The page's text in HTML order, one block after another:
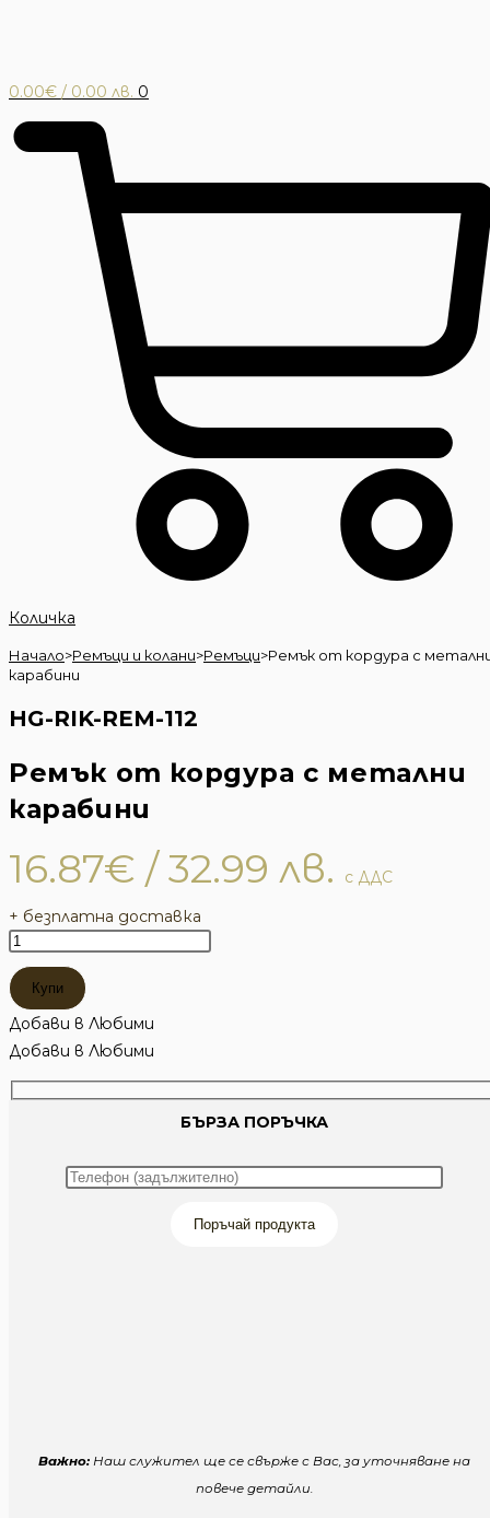
0.00€ / 0.00 лв. 0
Количка
Начало>Ремъци и колани>Ремъци>Ремък от кордура с
карабини
HG-RIK-REM-112
Ремък от кордура с метални
карабини
16.87€ / 32.99 лв.
с ДДС
+ безплатна доставка
количество
за
Ремък
от
кордура
с
метални
Купи
Добави в Любими
Добави в Любими
БЪРЗА ПОРЪЧКА
Поръчай продукта
Важно:Наш служител ще се свърже с Вас, за уточняване на
повече детайли.